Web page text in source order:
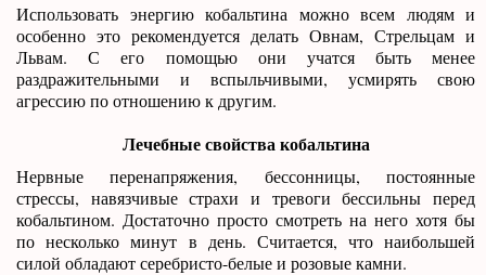
Использовать энергию кобальтина можно всем людям и
особенно это рекомендуется делать Овнам, Стрельцам и
Львам. С его помощью они учатся быть менее
раздражительными и вспыльчивыми, усмирять свою
агрессию по отношению к другим.
Лечебные свойства кобальтина
Нервные перенапряжения, бессонницы, постоянные
стрессы, навязчивые страхи и тревоги бессильны перед
кобальтином. Достаточно просто смотреть на него хотя бы
по несколько минут в день. Считается, что наибольшей
силой обладают серебристо-белые и розовые камни.